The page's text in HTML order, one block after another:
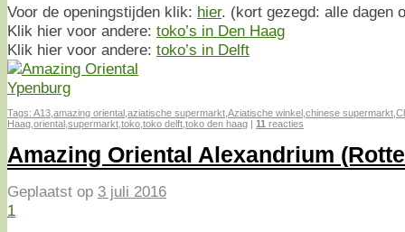
Voor de openingstijden klik: hier. (kort gezegd: alle dagen
Klik hier voor andere: toko’s in Den Haag
Klik hier voor andere: toko’s in Delft
Tags: A13 amazing oriental aziatische supermarkt Aziatische winkel chinese supermarkt
Haag oriental supermarkt toko toko delft toko den haag 11 reacties
Amazing Oriental Alexandrium
Geplaatst op 3 juli 2016
1